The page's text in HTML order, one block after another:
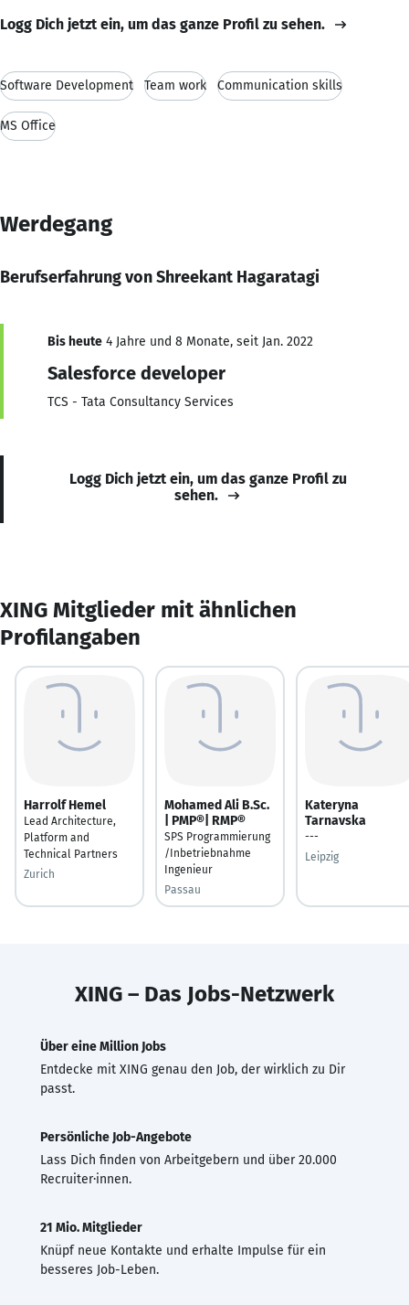
Logg Dich jetzt ein, um das ganze Profil zu sehen.
Software Development Team work Communication skills
MS Office
Werdegang
Berufserfahrung von Shreekant Hagaratagi
Bis heute 4 Jahre und 8 Monate, seit Jan. 2022
Salesforce developer
TCS - Tata Consultancy Services
Logg Dich jetzt ein, um das ganze Profil zu
sehen.
XING Mitglieder mit ähnlichen
Profilangaben
Harrolf Hemel
Lead Architecture,
Platform and
Technical Partners
Zurich
Mohamed Ali B.Sc.
| PMP®| RMP®
SPS Programmierung
/Inbetriebnahme
Ingenieur
Passau
Kateryna
Tarnavska
---
Leipzig
XING – Das Jobs-Netzwerk
Über eine Million Jobs
Entdecke mit XING genau den Job, der wirklich zu Dir
passt.
Persönliche Job-Angebote
Lass Dich finden von Arbeitgebern und über 20.000
Recruiter·innen.
21 Mio. Mitglieder
Knüpf neue Kontakte und erhalte Impulse für ein
besseres Job-Leben.